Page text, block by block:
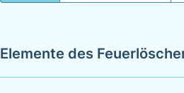
Elemente des